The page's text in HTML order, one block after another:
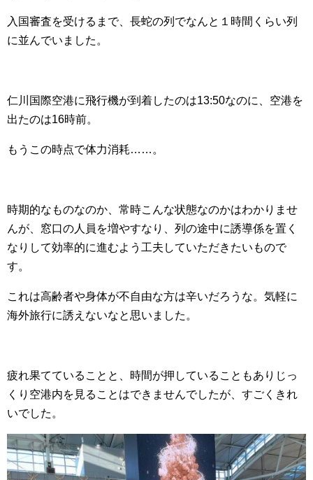
入国審査を受けるまで、長蛇の列でなんと１時間くらい列
に並んでいました。
仁川国際空港に飛行機が到着したのは13:50なのに、空港を
出たのは16時前。
もうこの時点で体力消耗……。
時期的なものなのか、常時こんな状態なのかはわかりませ
んが、窓口の人員を増やすなり、列の途中に誘導係を置く
なりして効率的に進むよう工夫していただきたいもので
す。
これは高齢者や身体が不自由な方は辛いだろうな。気軽に
海外旅行に誘えないなと思いました。
疲れ果てていることと、時間が押していることもありじっ
くり空港内を見ることはできませんでしたが、すごくきれ
いでした。